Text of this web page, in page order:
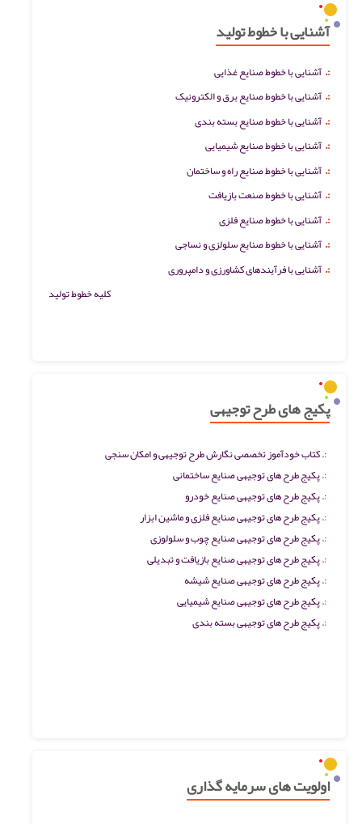
آشنایی با خطوط تولید
:. آشنایی با خطوط صنایع غذایی
:. آشنایی با خطوط صنایع برق و الکترونیک
:. آشنایی با خطوط صنایع بسته بندی
:. آشنایی با خطوط صنایع شیمیایی
:. آشنایی با خطوط صنایع راه و ساختمان
:. آشنایی با خطوط صنعت بازیافت
:. آشنایی با خطوط صنایع فلزی
:. آشنایی با خطوط صنایع سلولزی و نساجی
:. آشنایی با فرآیندهای کشاورزی و دامپروری
کلیه خطوط تولید
پکیج های طرح توجیهی
کتاب خودآموز تخصصی نگارش طرح توجیهی و امکان سنجی
پکیج طرح های توجیهی صنایع ساختمانی
پکیج طرح های توجیهی صنایع خودرو
پکیج طرح های توجیهی صنایع فلزی و ماشین ابزار
پکیج طرح های توجیهی صنایع چوب و سلولوزی
پکیج طرح های توجیهی صنایع بازیافت و تبدیلی
پکیج طرح های توجیهی صنایع شیشه
پکیج طرح های توجیهی صنایع شیمیایی
پکیج طرح های توجیهی بسته بندی
اولویت های سرمایه گذاری